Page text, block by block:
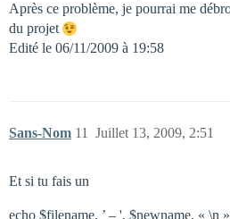
Après ce problème, je pourrai me
du projet
Edité le 06/11/2009 à 19:58
Sans-Nom Juillet 13, 2009, 2:51
11
Et si tu fais un
echo $filename, ’ – ', $newname, « \n